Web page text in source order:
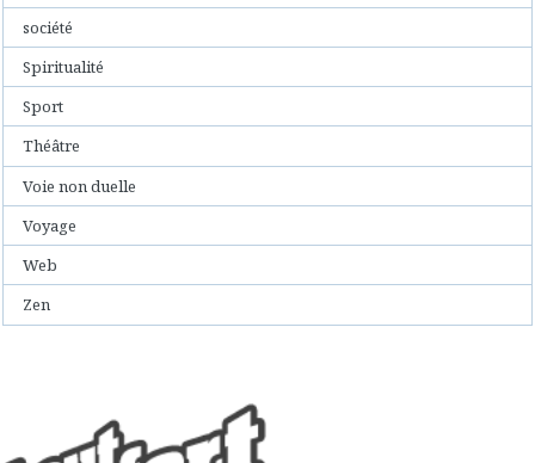
société
Spiritualité
Sport
Théâtre
Voie non duelle
Voyage
Web
Zen